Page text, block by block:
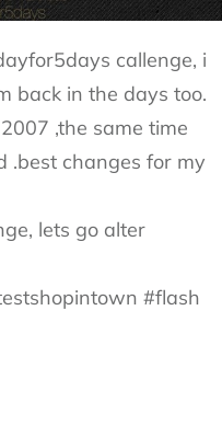
callenge, i
back in the days too.
,the same time
.best changes for my
lets go alter
#flash